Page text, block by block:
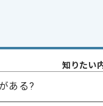
GitHub , Docker
知りたい
ある?